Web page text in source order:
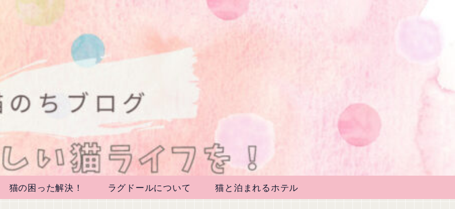
猫の困った解決！ ラグドールについて 猫と泊まれるホテル